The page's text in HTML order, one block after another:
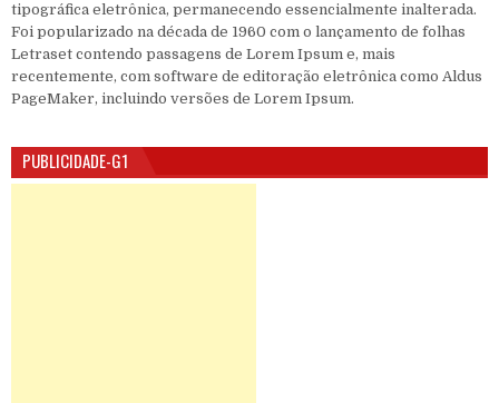
tipográfica eletrônica, permanecendo essencialmente inalterada.
Foi popularizado na década de 1960 com o lançamento de folhas
Letraset contendo passagens de Lorem Ipsum e, mais
recentemente, com software de editoração eletrônica como Aldus
PageMaker, incluindo versões de Lorem Ipsum.
PUBLICIDADE-G1